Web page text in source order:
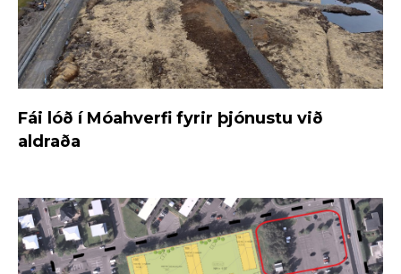
Fái lóð í Móahverfi fyrir þjónustu við
aldraða